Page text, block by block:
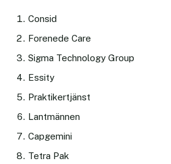
Consid
Forenede Care
Sigma Technology Group
Essity
Praktikertjänst
Lantmännen
Capgemini
Tetra Pak